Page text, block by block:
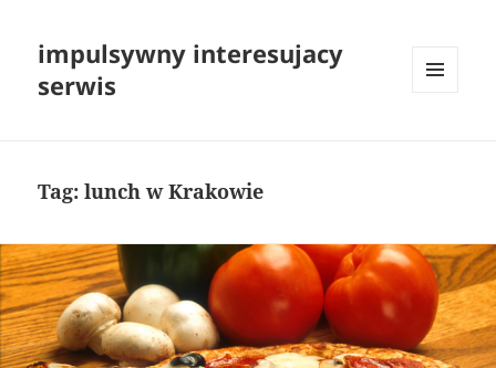
impulsywny interesujacy
serwis
Tag:lunch w Krakowie